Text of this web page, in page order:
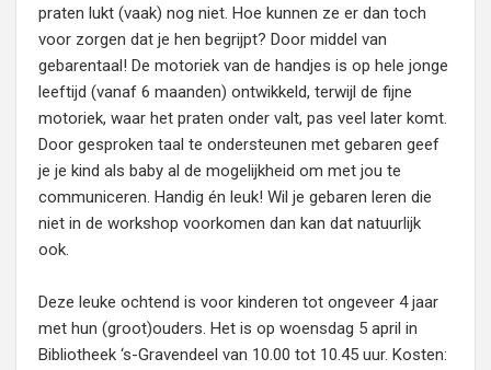
praten lukt (vaak) nog niet. Hoe kunnen ze er dan toch
voor zorgen dat je hen begrijpt? Door middel van
gebarentaal! De motoriek van de handjes is op hele jonge
leeftijd (vanaf 6 maanden) ontwikkeld, terwijl de fijne
motoriek, waar het praten onder valt, pas veel later komt.
Door gesproken taal te ondersteunen met gebaren geef
je je kind als baby al de mogelijkheid om met jou te
communiceren. Handig én leuk! Wil je gebaren leren die
niet in de workshop voorkomen dan kan dat natuurlijk
ook.
Deze leuke ochtend is voor kinderen tot ongeveer 4 jaar
met hun (groot)ouders. Het is op woensdag 5 april in
Bibliotheek ‘s-Gravendeel van 10.00 tot 10.45 uur. Kosten: